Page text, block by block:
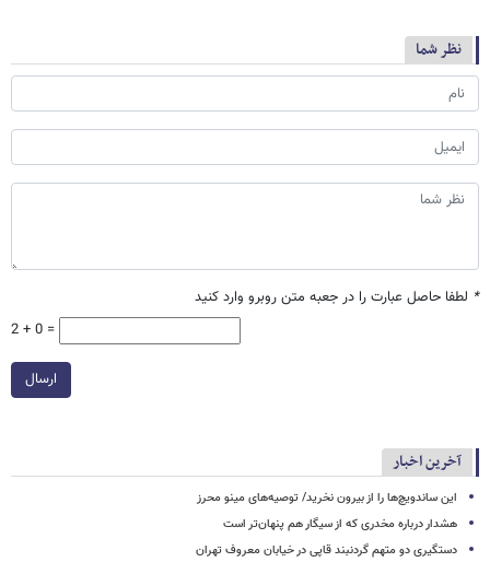
نظر شما
* لطفا حاصل عبارت را در جعبه متن روبرو وارد کنید
2 + 0 =
ارسال
آخرین اخبار
این ساندویچ‌ها را از بیرون نخرید/ توصیه‌های مینو محرز
هشدار درباره مخدری که از سیگار هم پنهان‌تر است
دستگیری دو متهم گردنبند قاپی در خیابان معروف تهران